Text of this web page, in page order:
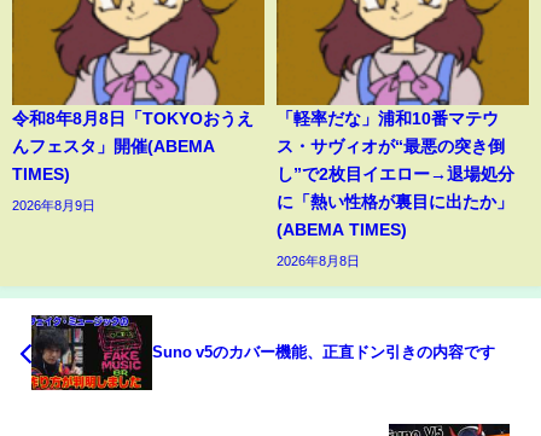
令和8年8月8日「TOKYOおうえ
んフェスタ」開催(ABEMA
TIMES)
2026年8月9日
「軽率だな」浦和10番マテウ
ス・サヴィオが“最悪の突き倒
し”で2枚目イエロー→退場処分
に「熱い性格が裏目に出たか」
(ABEMA TIMES)
2026年8月8日
Suno v5のカバー機能、正直ドン引きの内容です